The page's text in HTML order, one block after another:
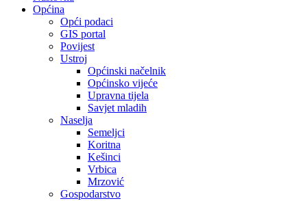
Općina
Opći podaci
GIS portal
Povijest
Ustroj
Općinski načelnik
Općinsko vijeće
Upravna tijela
Savjet mladih
Naselja
Semeljci
Koritna
Kešinci
Vrbica
Mrzović
Gospodarstvo